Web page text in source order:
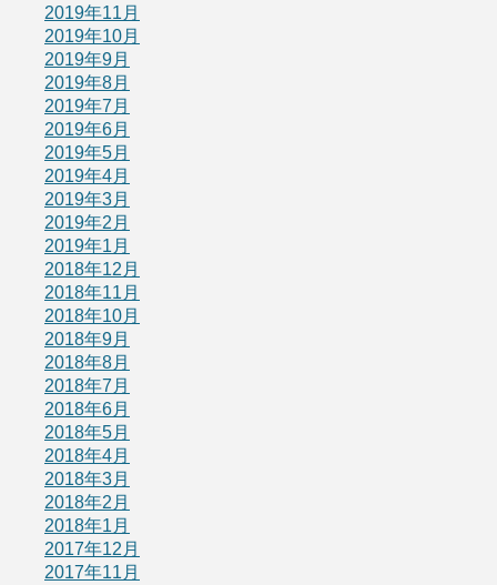
2019年11月
2019年10月
2019年9月
2019年8月
2019年7月
2019年6月
2019年5月
2019年4月
2019年3月
2019年2月
2019年1月
2018年12月
2018年11月
2018年10月
2018年9月
2018年8月
2018年7月
2018年6月
2018年5月
2018年4月
2018年3月
2018年2月
2018年1月
2017年12月
2017年11月